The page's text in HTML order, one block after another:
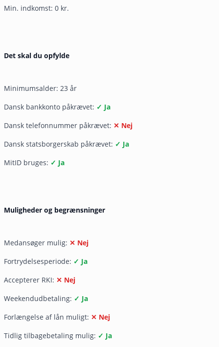
Min. indkomst: 0 kr.
Det skal du opfylde
Minimumsalder: 23 år
Dansk bankkonto påkrævet: ✓ Ja
Dansk telefonnummer påkrævet: ✕ Nej
Dansk statsborgerskab påkrævet: ✓ Ja
MitID bruges: ✓ Ja
Muligheder og begrænsninger
Medansøger mulig: ✕ Nej
Fortrydelsesperiode: ✓ Ja
Accepterer RKI: ✕ Nej
Weekendudbetaling: ✓ Ja
Forlængelse af lån muligt: ✕ Nej
Tidlig tilbagebetaling mulig: ✓ Ja